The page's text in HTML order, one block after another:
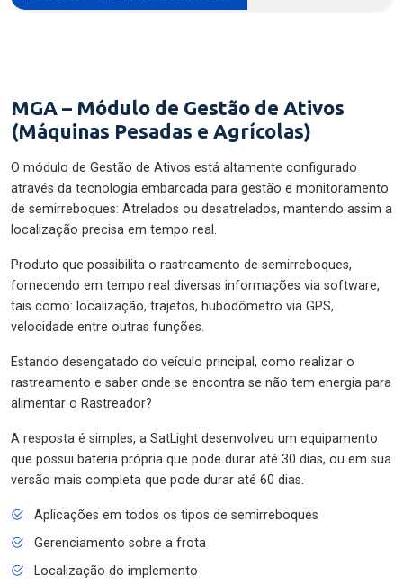
MGA – Módulo de Gestão de Ativos
(Máquinas Pesadas e Agrícolas)
O módulo de Gestão de Ativos está altamente configurado
através da tecnologia embarcada para gestão e monitoramento
de semirreboques: Atrelados ou desatrelados, mantendo assim a
localização precisa em tempo real.
Produto que possibilita o rastreamento de semirreboques,
fornecendo em tempo real diversas informações via software,
tais como: localização, trajetos, hubodômetro via GPS,
velocidade entre outras funções.
Estando desengatado do veículo principal, como realizar o
rastreamento e saber onde se encontra se não tem energia para
alimentar o Rastreador?
A resposta é simples, a SatLight desenvolveu um equipamento
que possui bateria própria que pode durar até 30 dias, ou em sua
versão mais completa que pode durar até 60 dias.
Aplicações em todos os tipos de semirreboques
Gerenciamento sobre a frota
Localização do implemento